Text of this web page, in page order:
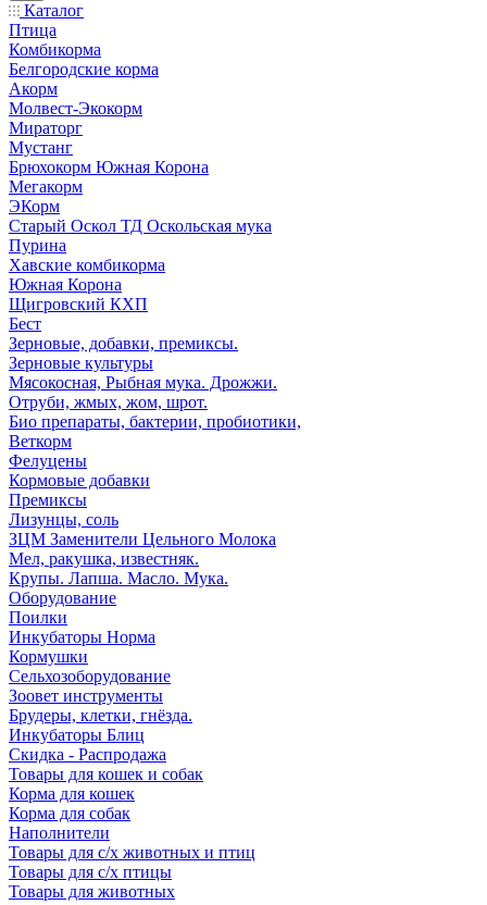
Каталог
Птица
Комбикорма
Белгородские корма
Акорм
Молвест-Экокорм
Мираторг
Мустанг
Брюхокорм Южная Корона
Мегакорм
ЭКорм
Старый Оскол ТД Оскольская мука
Пурина
Хавские комбикорма
Южная Корона
Щигровский КХП
Бест
Зерновые, добавки, премиксы.
Зерновые культуры
Мясокосная, Рыбная мука. Дрожжи.
Отруби, жмых, жом, шрот.
Био препараты, бактерии, пробиотики,
Веткорм
Фелуцены
Кормовые добавки
Премиксы
Лизунцы, соль
ЗЦМ Заменители Цельного Молока
Мел, ракушка, известняк.
Крупы. Лапша. Масло. Мука.
Оборудование
Поилки
Инкубаторы Норма
Кормушки
Сельхозоборудование
Зоовет инструменты
Брудеры, клетки, гнёзда.
Инкубаторы Блиц
Скидка - Распродажа
Товары для кошек и собак
Корма для кошек
Корма для собак
Наполнители
Товары для с/х животных и птиц
Товары для с/х птицы
Товары для животных